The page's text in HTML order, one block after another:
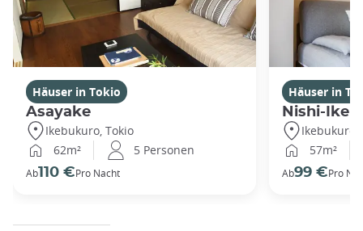
Häuser in Tokio
Asayake
Ikebukuro, Tokio
62m²
5 Personen
Ab110 €Pro Nacht
Häuser in
Nishi-
Ikebukuro,
57m²
Ab99 €Pro